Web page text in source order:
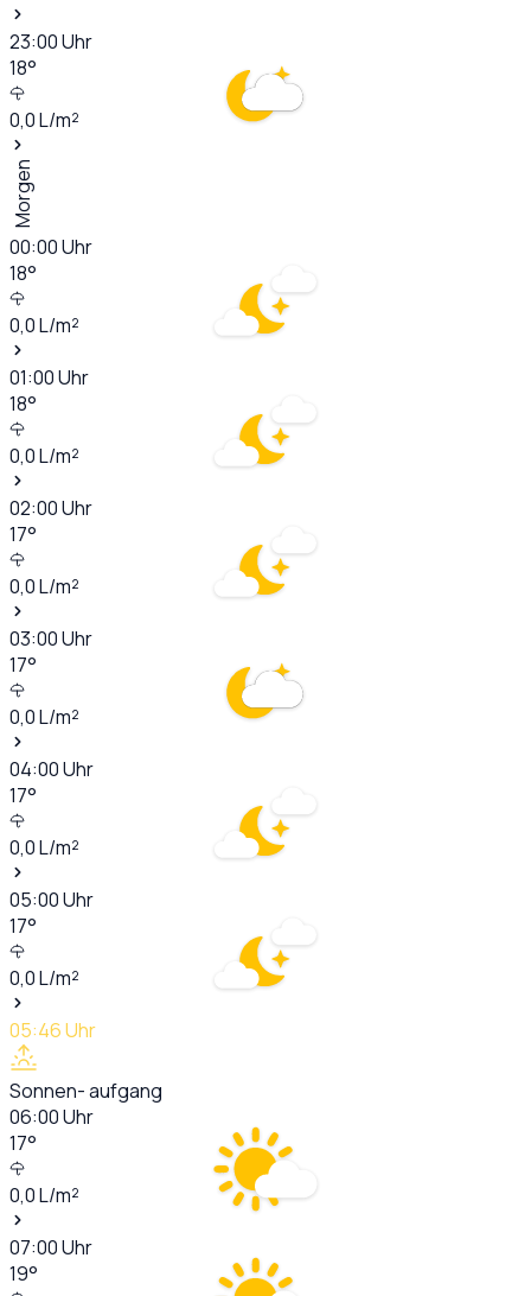
23:00Uhr
18°
0,0L/m²
Morgen
00:00Uhr
18°
0,0L/m²
01:00Uhr
18°
0,0L/m²
02:00Uhr
17°
0,0L/m²
03:00Uhr
17°
0,0L/m²
04:00Uhr
17°
0,0L/m²
05:00Uhr
17°
0,0L/m²
05:46Uhr
Sonnen- aufgang
06:00Uhr
17°
0,0L/m²
07:00Uhr
19°